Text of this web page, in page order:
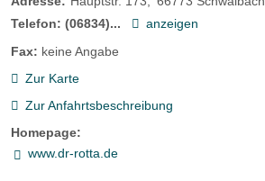
Telefon: (06834)...
anzeigen
Fax: keine Angabe
Zur Karte
Zur Anfahrtsbeschreibung
Homepage:
www.dr-rotta.de